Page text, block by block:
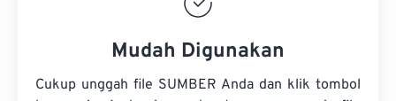
Mudah Digunakan
Cukup unggah file SUMBER Anda dan klik tombol